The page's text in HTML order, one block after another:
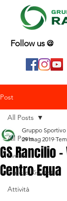
Follow us @
Post
All Posts
Eventi
Gare e Risultati
Attività
All Posts
GS Rancilio
Centro Equa
Gruppo Sportivo
29 mag 2019